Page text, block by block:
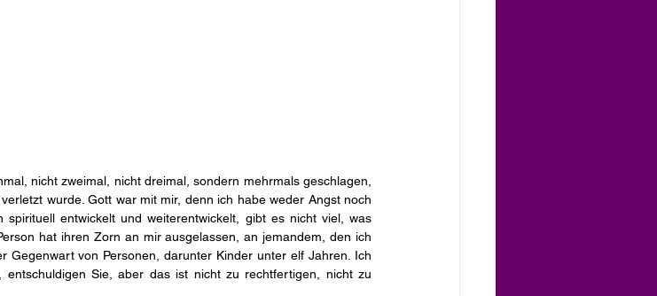
nicht zweimal, nicht dreimal, sondern mehrmals geschlagen,
wurde. Gott war mit mir, denn ich habe weder Angst noch
entwickelt und weiterentwickelt, gibt es nicht viel, was
hat ihren Zorn an mir ausgelassen, an jemandem, den ich
Gegenwart von Personen, darunter Kinder unter elf Jahren. Ich
Sie, aber das ist nicht zu rechtfertigen, nicht zu